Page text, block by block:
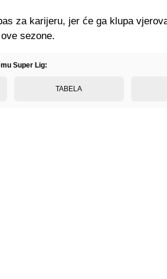
za karijeru, jer će ga klupa
sezone.
Super Lig:
TABELA